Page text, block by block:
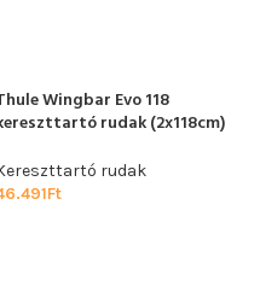
Wingbar Evo 118
rudak (2x118cm)
rudak
Ft